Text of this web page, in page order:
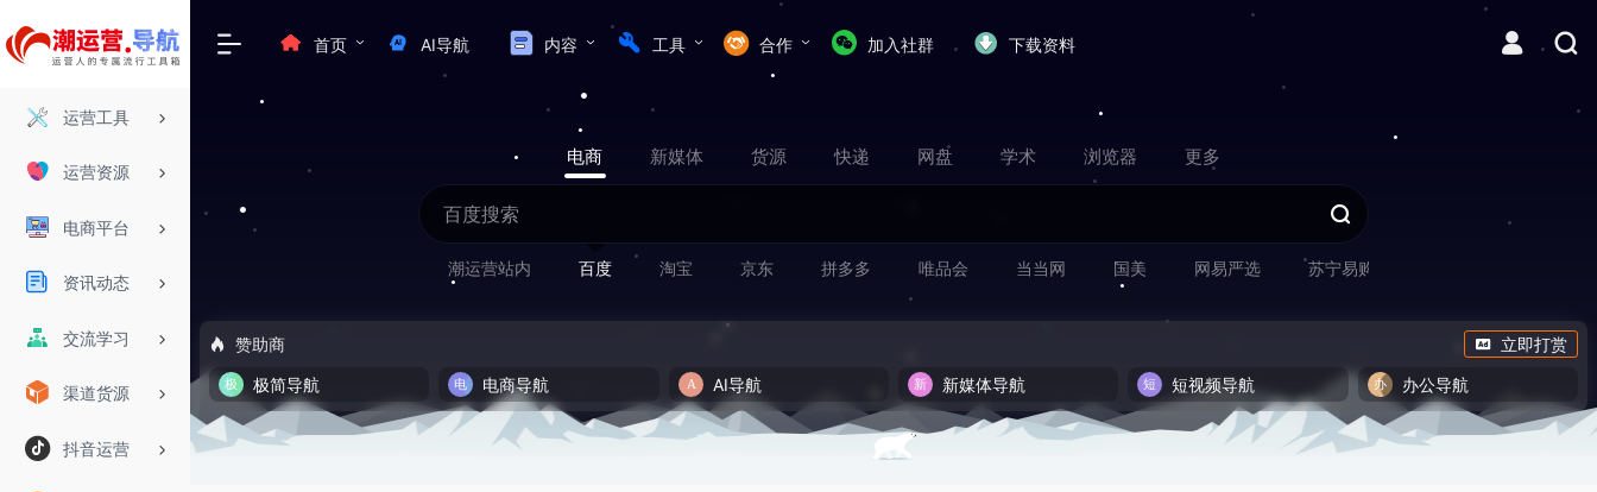
运营工具
运营资源
电商平台
资讯动态
交流学习
渠道货源
抖音运营
首页 AI导航 内容 工具 合作 加入社群 下载资料
电商 新媒体 货源 快递 网盘 学术 浏览器 更多
潮运营站内 百度 淘宝 京东 拼多多 唯品会 当当网 国美 网易严选 苏宁易购
赞助商
立即打赏
极简导航
电商导航 AI导航 新媒体导航 短视频导航 办公导航